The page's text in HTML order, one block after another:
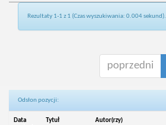
Rezultaty 1-1 z 1 (Czas wyszukiwania: 0.004 sekund).
poprzedni
Odsłon pozycji:
Data
Tytuł Autor(rzy)